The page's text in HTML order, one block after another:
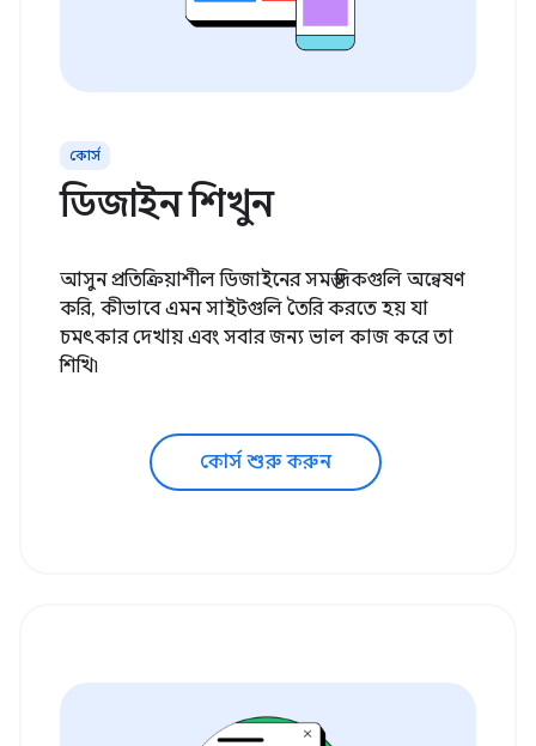
কোর্স
ডিজাইন শিখুন
আসুন প্রতিক্রিয়াশীল ডিজাইনের সমস্ত দিকগুলি অন্বেষণ
করি, কীভাবে এমন সাইটগুলি তৈরি করতে হয় যা
চমৎকার দেখায় এবং সবার জন্য ভাল কাজ করে তা
শিখি৷
কোর্স শুরু করুন